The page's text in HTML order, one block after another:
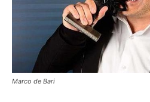
Marco de Bari